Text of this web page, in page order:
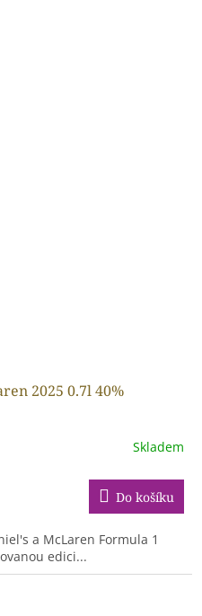
2025 0.7l 40%
Skladem
Do košíku
a McLaren Formula 1
edici...